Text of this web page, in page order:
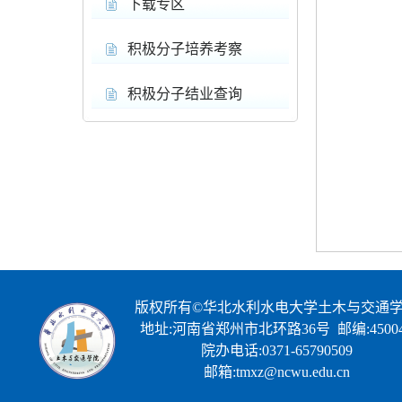
下载专区
积极分子培养考察
积极分子结业查询
版权所有©华北水利水电大学土木与交通
地址:河南省郑州市北环路36号 邮编
院办电话:0371-65790509
邮箱:tmxz@ncwu.edu.cn